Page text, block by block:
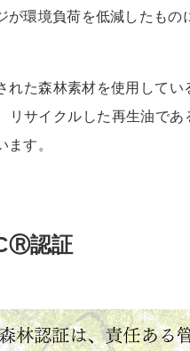
が環境負荷を低減したもの
れた森林素材を使用して
リサイクルした再生油であ
ます。
認証